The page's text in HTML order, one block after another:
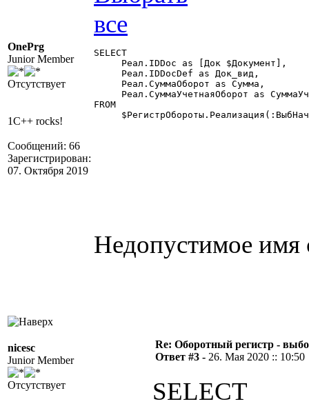
OnePrg
Junior Member
Отсутствует
1C++ rocks!
Сообщений: 66
Зарегистрирован:
07. Октября 2019
SELECT
     Реал.IDDoc as [Док $Документ],
     Реал.IDDocDef as Док_вид,
     Реал.СуммаОборот as Сумма,
Реал.СуммаУчетнаяОборот as
FROM
Недопустимое
nicesc
Junior Member
Отсутствует
Re: Оборотный регистр -
Ответ #3 - 26. Мая 2020 :: 10:50
SELECT